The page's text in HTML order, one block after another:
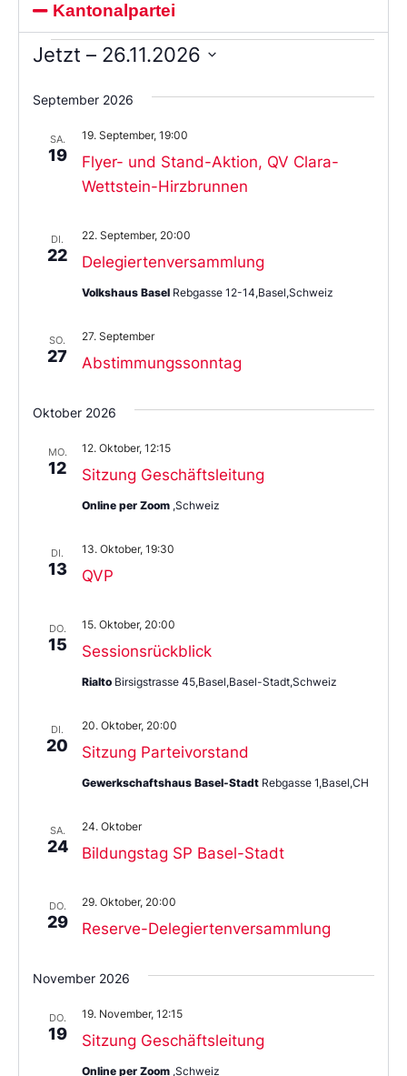
Kantonalpartei
Jetzt – 26.11.2026
Sie
das
aus.
September 2026
SA.
19
Flyer- und Stand-Aktion, QV Clara-
Wettstein-Hirzbrunnen
19. September, 19:00
DI.
22 Delegiertenversammlung
22. September, 20:00
Volkshaus Basel Rebgasse 12-14,Basel,Schweiz
SO.
27 Abstimmungssonntag
27. September
Oktober 2026
MO.
12 Sitzung Geschäftsleitung
12. Oktober, 12:15
Online per Zoom ,Schweiz
DI.
13 QVP
13. Oktober, 19:30
DO.
15 Sessionsrückblick
15. Oktober, 20:00
Rialto Birsigstrasse 45,Basel,Basel-Stadt,Schweiz
DI.
20 Sitzung Parteivorstand
20. Oktober, 20:00
Gewerkschaftshaus Basel-Stadt Rebgasse 1,Basel,CH
SA.
24 Bildungstag SP Basel-Stadt
24. Oktober
DO.
29 Reserve-Delegiertenversammlung
29. Oktober, 20:00
November 2026
DO.
19 Sitzung Geschäftsleitung
19. November, 12:15
Online per Zoom ,Schweiz